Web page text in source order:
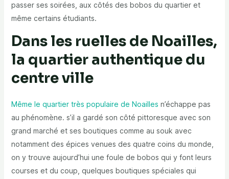
passer ses soirées, aux côtés des bobos du quartier et
même certains étudiants.
Dans les ruelles de Noailles,
la quartier authentique du
centre ville
Même le quartier très populaire de Noailles n’échappe pas
au phénomène. s’il a gardé son côté pittoresque avec son
grand marché et ses boutiques comme au souk avec
notamment des épices venues des quatre coins du monde,
on y trouve aujourd’hui une foule de bobos qui y font leurs
courses et du coup, quelques boutiques spéciales qui